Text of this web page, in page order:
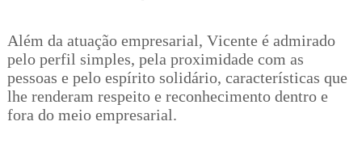
Além da atuação empresarial, Vicente é admirado
pelo perfil simples, pela proximidade com as
pessoas e pelo espírito solidário, características que
lhe renderam respeito e reconhecimento dentro e
fora do meio empresarial.